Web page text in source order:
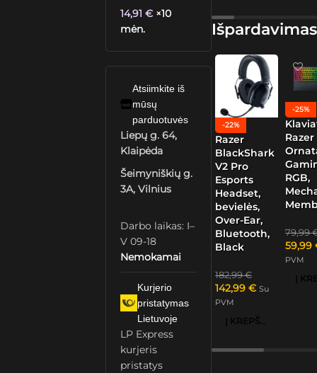
14,91€ ×10
mėn.
Atsiimkite iš
mūsų
parduotuvės
Liepų g. 64,
Klaipėda
Šeimyniškių g.
3A, Vilnius
Darbo laikas: I–
V 09-18
Nemokamai
Kurjerio
pristatymas
Lietuvoje
LP Express
kurjeris
pristatys
Išpardavimas
-22%
Razer
BlackShark
V2 Pro
Esports
Headset,
bevielės,
Over-Ear,
Bluetooth,
Black
182,99€
142,99 € Su
PVM
Į KREPŠELĮ
-25%
Razer
RGB,
79,99
59,99
PVM